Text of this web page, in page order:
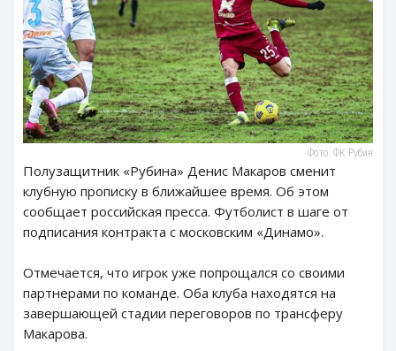
Фото: ФК Рубин
Полузащитник «Рубина» Денис Макаров сменит
клубную прописку в ближайшее время. Об этом
сообщает российская пресса. Футболист в шаге от
подписания контракта с московским «Динамо».
Отмечается, что игрок уже попрощался со своими
партнерами по команде. Оба клуба находятся на
завершающей стадии переговоров по трансферу
Макарова.